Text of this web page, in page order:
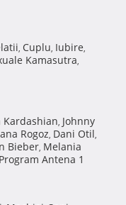
, Cuplu, Iubire,
Kamasutra,
Kardashian, Johnny
Rogoz, Dani Otil,
Bieber, Melania
Program Antena 1